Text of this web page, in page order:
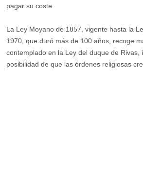
pagar su coste.
La Ley Moyano de 1857, vigente hasta la
1970, que duró más de 100 años, recoge
contemplado en la Ley del duque de Rivas,
posibilidad de que las órdenes religiosas